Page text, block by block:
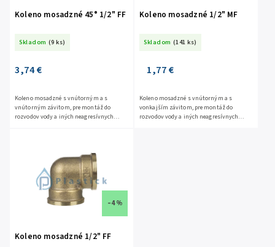
Koleno mosadzné 45° 1/2" FF
Skladom (9 ks)
3,74 €
Koleno mosadzné s vnútorným a s
vnútorným závitom, pre montáž do
rozvodov vody a iných neagresívnych
Koleno mosadzné 1/2" MF
Skladom (141 ks)
1,77 €
Koleno mosadzné s vnútorným a s
vonkajším závitom, pre montáž do
rozvodov vody a iných neagresívnych
–4 %
Koleno mosadzné 1/2" FF